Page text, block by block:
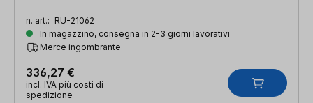
n. art.: RU-21062
In magazzino, consegna in 2-3 giorni lavorativi
Merce ingombrante
336,27 €
incl. IVA più costi di
spedizione